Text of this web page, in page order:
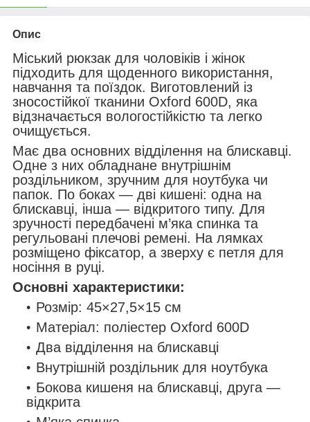
Опис
Міський рюкзак для чоловіків і жінок
підходить для щоденного використання,
навчання та поїздок. Виготовлений із
зносостійкої тканини Oxford 600D, яка
відзначається вологостійкістю та легко
очищується.
Має два основних відділення на блискавці.
Одне з них обладнане внутрішнім
роздільником, зручним для ноутбука чи
папок. По боках — дві кишені: одна на
блискавці, інша — відкритого типу. Для
зручності передбачені м’яка спинка та
регульовані плечові ремені. На лямках
розміщено фіксатор, а зверху є петля для
носіння в руці.
Основні характеристики:
Розмір: 45×27,5×15 см
Матеріал: поліестер Oxford 600D
Два відділення на блискавці
Внутрішній роздільник для ноутбука
Бокова кишеня на блискавці, друга —
відкрита